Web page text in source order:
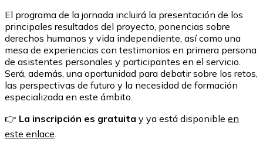
El programa de la jornada incluirá la presentación de los
principales resultados del proyecto, ponencias sobre
derechos humanos y vida independiente, así como una
mesa de experiencias con testimonios en primera persona
de asistentes personales y participantes en el servicio.
Será, además, una oportunidad para debatir sobre los retos,
las perspectivas de futuro y la necesidad de formación
especializada en este ámbito.
👉 La inscripción es gratuita y ya está disponible en
este enlace.